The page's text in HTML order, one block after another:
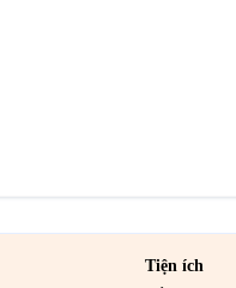
Tiện ích